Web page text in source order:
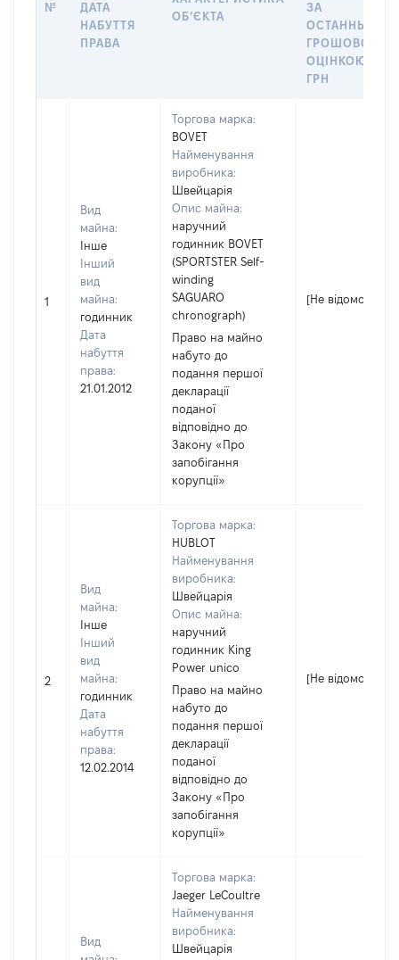
№
ДАТА
НАБУТТЯ
ПРАВА
ОБʼЄКТА
ЗА
ОСТАННЬОЮ
ГРОШОВОЮ
ОЦІНКОЮ,
ГРН
1
Вид
майна:
Інше
Інший
вид
майна:
годинник
Дата
набуття
права:
21.01.2012
Торгова марка:
BOVET
Найменування
виробника:
Швейцарія
Опис майна:
наручний
годинник BOVET
(SPORTSTER Self-
winding
SAGUARO
chronograph)
Право на майно
набуто до
подання першої
декларації
поданої
відповідно до
Закону «Про
запобігання
корупції»
[Не відомо]
2
Вид
майна:
Інше
Інший
вид
майна:
годинник
Дата
набуття
права:
12.02.2014
Торгова марка:
HUBLOT
Найменування
виробника:
Швейцарія
Опис майна:
наручний
годинник King
Power unico
Право на майно
набуто до
подання першої
декларації
поданої
відповідно до
Закону «Про
запобігання
корупції»
[Не відомо]
Вид
Торгова марка:
Jaeger LeCoultre
Найменування
виробника:
Швейцарія